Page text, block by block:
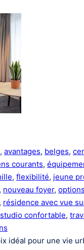
, avantages, belges,
courants,
, flexibilité, jeune
, nouveau foyer, options
, résidence avec vue
studio confortable,
idéal pour une vie